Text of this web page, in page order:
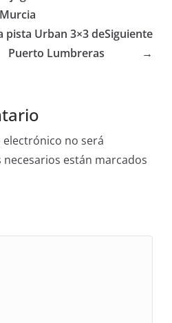
pista Urban 3×3 de
Puerto Lumbreras
Siguiente
→
no será
necesarios están marcados